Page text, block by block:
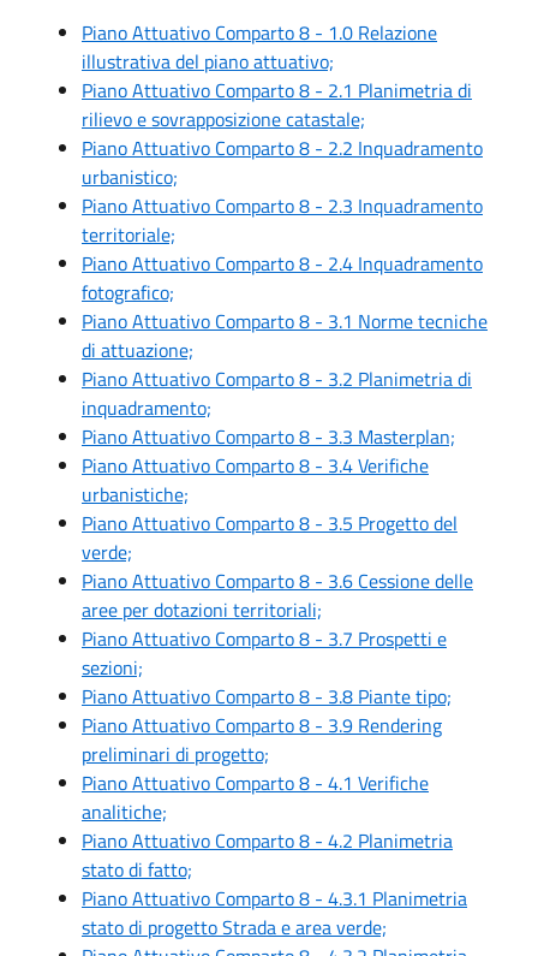
Piano Attuativo Comparto 8 - 1.0 Relazione
illustrativa del piano attuativo;
Piano Attuativo Comparto 8 - 2.1 Planimetria di
rilievo e sovrapposizione catastale;
Piano Attuativo Comparto 8 - 2.2 Inquadramento
urbanistico;
Piano Attuativo Comparto 8 - 2.3 Inquadramento
territoriale;
Piano Attuativo Comparto 8 - 2.4 Inquadramento
fotografico;
Piano Attuativo Comparto 8 - 3.1 Norme tecniche
di attuazione;
Piano Attuativo Comparto 8 - 3.2 Planimetria di
inquadramento;
Piano Attuativo Comparto 8 - 3.3 Masterplan;
Piano Attuativo Comparto 8 - 3.4 Verifiche
urbanistiche;
Piano Attuativo Comparto 8 - 3.5 Progetto del
verde;
Piano Attuativo Comparto 8 - 3.6 Cessione delle
aree per dotazioni territoriali;
Piano Attuativo Comparto 8 - 3.7 Prospetti e
sezioni;
Piano Attuativo Comparto 8 - 3.8 Piante tipo;
Piano Attuativo Comparto 8 - 3.9 Rendering
preliminari di progetto;
Piano Attuativo Comparto 8 - 4.1 Verifiche
analitiche;
Piano Attuativo Comparto 8 - 4.2 Planimetria
stato di fatto;
Piano Attuativo Comparto 8 - 4.3.1 Planimetria
stato di progetto Strada e area verde;